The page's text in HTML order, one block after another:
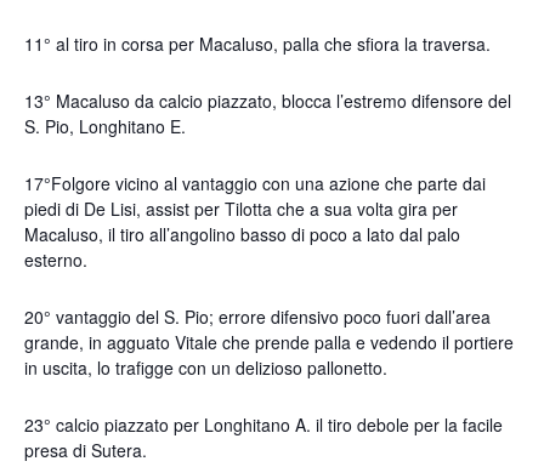
11° al tiro in corsa per Macaluso, palla che sfiora la traversa.
13° Macaluso da calcio piazzato, blocca l’estremo difensore del
S. Pio, Longhitano E.
17°Folgore vicino al vantaggio con una azione che parte dai
piedi di De Lisi, assist per Tilotta che a sua volta gira per
Macaluso, il tiro all’angolino basso di poco a lato dal palo
esterno.
20° vantaggio del S. Pio; errore difensivo poco fuori dall’area
grande, in agguato Vitale che prende palla e vedendo il portiere
in uscita, lo trafigge con un delizioso pallonetto.
23° calcio piazzato per Longhitano A. il tiro debole per la facile
presa di Sutera.